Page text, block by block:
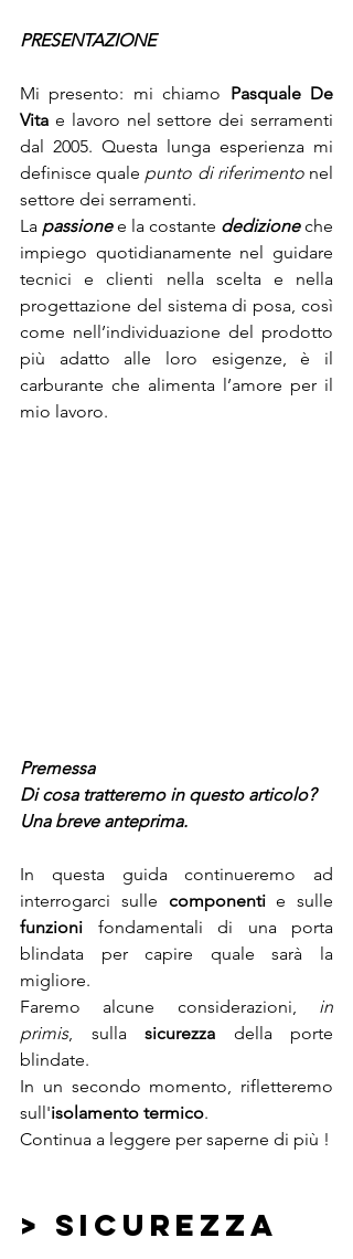
PRESENTAZIONE
Mi presento: mi chiamo Pasquale De
Vita e lavoro nel settore dei serramenti
dal 2005. Questa lunga esperienza mi
definisce quale punto di riferimento nel
settore dei serramenti.
La passione e la costante dedizione che
impiego quotidianamente nel guidare
tecnici e clienti nella scelta e nella
progettazione del sistema di posa, così
come nell’individuazione del prodotto
più adatto alle loro esigenze, è il
carburante che alimenta l’amore per il
mio lavoro.
Premessa
Di cosa tratteremo in questo articolo?
Una breve anteprima.
In questa guida continueremo ad
interrogarci sulle componenti
funzioni fondamentali di una porta
blindata per capire quale sarà la
migliore.
Faremo alcune considerazioni, in
primis, sulla sicurezza della porte
blindate.
In un secondo momento, rifletteremo
sull'isolamento termico.
> sicurezza